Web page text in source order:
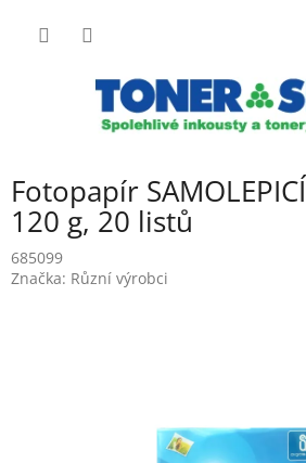
Fotopapír
120 g, 20 listů
685099
Značka: Různí výrobci